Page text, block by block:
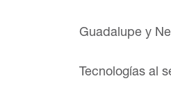
Guadalupe y
Tecnologías al